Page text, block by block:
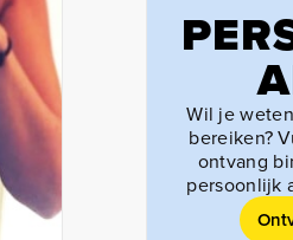
Wil je
bereiken?
ontvang
persoonlijk